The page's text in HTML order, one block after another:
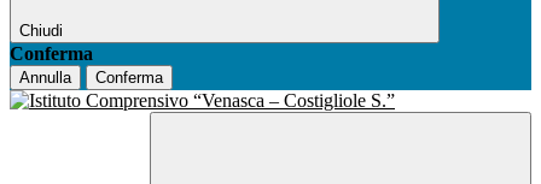
Chiudi
Conferma
Annulla Conferma